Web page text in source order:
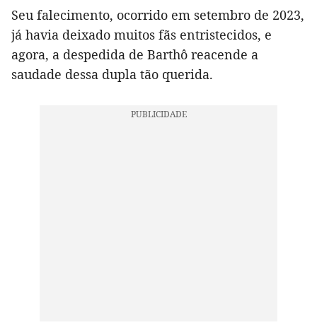
Seu falecimento, ocorrido em setembro de 2023,
já havia deixado muitos fãs entristecidos, e
agora, a despedida de Barthô reacende a
saudade dessa dupla tão querida.